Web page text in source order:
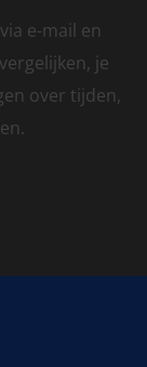
e-mail en
je
over tijden,